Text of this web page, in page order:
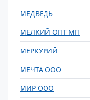
МЕДВЕДЬ
МЕЛКИЙ ОПТ МП
МЕРКУРИЙ
МЕЧТА ООО
МИР ООО